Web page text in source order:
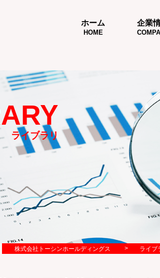
ホーム
HOME
企業
ライブラリ
株式会社トーシンホールディングス > ライブ